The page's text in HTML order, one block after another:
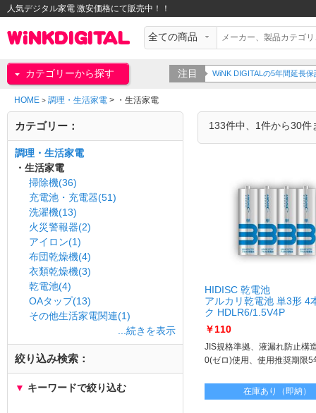
人気デジタル家電 激安価格にて販売中！！
カテゴリーから探す 注目WiNK DIGITALの5年間延長保証を
HOME > 調理・生活家電 > ・生活家電
133件中、1件から30件
HIDISC 乾電池
アルカリ乾電池 単3形 4
ク HDLR6/1.5V4P
HDLR6/1.5V4P
￥110
JIS規格準拠、液漏れ防止構
0(ゼロ)使用、使用推奨期限5
在庫あり（即納）
カテゴリー：
調理・生活家電
・生活家電
掃除機(36)
充電池・充電器(51)
洗濯機(13)
火災警報器(2)
アイロン(1)
布団乾燥機(4)
衣類乾燥機(3)
乾電池(4)
OAタップ(13)
その他生活家電関連(1)
...続きを表示
絞り込み検索：
▼ キーワードで絞り込む